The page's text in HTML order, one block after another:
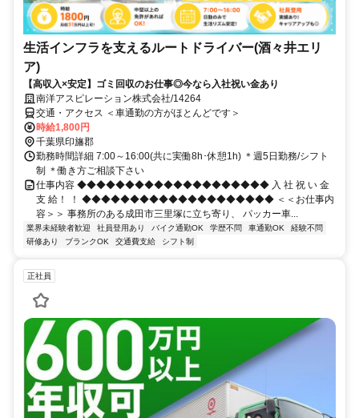
生活インフラを支えるルートドライバー(酒々井エリ
ア)
【高収入×安定】ゴミ回収のお仕事◎今なら入社祝い金あり
南洋アスピレーション株式会社/14264
交通・アクセス ＜車通勤の方がほとんどです＞
時給1,800円
千葉県印旛郡
勤務時間詳細 7:00～16:00(共に実働8h･休憩1h) ＊週5日勤務/シフト
制 ＊働き方ご相談下さい
仕事内容 ◆◆◆◆◆◆◆◆◆◆◆◆◆◆◆◆◆◆◆◆ 入 社 祝 い 金
支 給！ ！ ◆◆◆◆◆◆◆◆◆◆◆◆◆◆◆◆◆◆◆◆ ＜＜お仕事内
容＞＞ 事務所のある成田市三里塚に立ち寄り、 パッカー車...
業界未経験者歓迎 社員登用あり バイク通勤OK 学歴不問 車通勤OK
経験不問
研修あり
ブランクOK 交通費支給 シフト制
正社員